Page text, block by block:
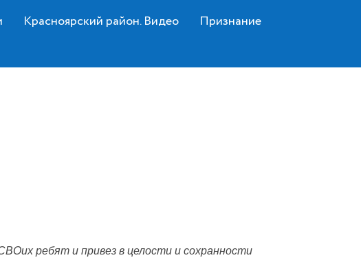
Красноярский район. Видео
Признание
ребят и привез в целости и сохранности